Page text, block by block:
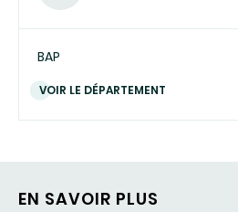
BAP
VOIR LE DÉPARTEMENT
EN SAVOIR PLUS